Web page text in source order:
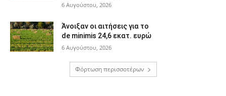
6 Αυγούστου, 2026
Άνοιξαν οι αιτήσεις για το
de minimis 24,6 εκατ. ευρώ
6 Αυγούστου, 2026
Φόρτωση περισσοτέρων